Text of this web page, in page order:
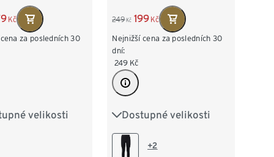
Kč
za posledních 30
velikosti
M 40/42
249 Kč 199 Kč
Nejnižší cena za posledních 30
dní:
249 Kč
Dostupné velikosti
S 36/38 M 40/42
L 44/46+2